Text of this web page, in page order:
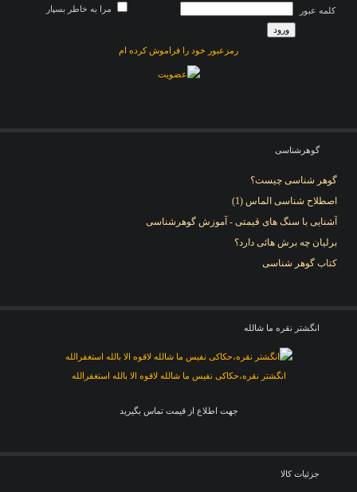
کلمه عبور مرا به خاطر بسپار
رمزعبور خود را فراموش کرده ام
گوهرشناسی
گوهر شناسی چیست؟
اصطلاح شناسی الماس (1)
آشنایی با سنگ های قیمتی - آموزش گوهرشناسی
برلیان چه برش هائی دارد؟
کتاب گوهر شناسی
انگشتر نقره ما شالله
انگشتر نقره،حکاکی نفیس ما شالله لاقوه الا بالله استغفرالله
جهت اطلاع از قیمت تماس بگیرید
جزئيات کالا